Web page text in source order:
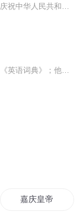
嘉庆皇帝